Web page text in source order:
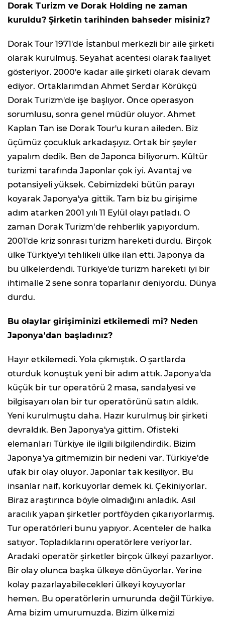
Dorak Turizm ve Dorak Holding ne zaman
kuruldu? Şirketin tarihinden bahseder misiniz?
Dorak Tour 1971'de İstanbul merkezli bir aile şirketi
olarak kurulmuş. Seyahat acentesi olarak faaliyet
gösteriyor. 2000'e kadar aile şirketi olarak devam
ediyor. Ortaklarımdan Ahmet Serdar Körükçü
Dorak Turizm'de işe başlıyor. Önce operasyon
sorumlusu, sonra genel müdür oluyor. Ahmet
Kaplan Tan ise Dorak Tour'u kuran aileden. Biz
üçümüz çocukluk arkadaşıyız. Ortak bir şeyler
yapalım dedik. Ben de Japonca biliyorum. Kültür
turizmi tarafında Japonlar çok iyi. Avantaj ve
potansiyeli yüksek. Cebimizdeki bütün parayı
koyarak Japonya'ya gittik. Tam biz bu girişime
adım atarken 2001 yılı 11 Eylül olayı patladı. O
zaman Dorak Turizm'de rehberlik yapıyordum.
2001'de kriz sonrası turizm hareketi durdu. Birçok
ülke Türkiye'yi tehlikeli ülke ilan etti. Japonya da
bu ülkelerdendi. Türkiye'de turizm hareketi iyi bir
ihtimalle 2 sene sonra toparlanır deniyordu. Dünya
durdu.
Bu olaylar girişiminizi etkilemedi mi? Neden
Japonya'dan başladınız?
Hayır etkilemedi. Yola çıkmıştık. O şartlarda
oturduk konuştuk yeni bir adım attık. Japonya'da
küçük bir tur operatörü 2 masa, sandalyesi ve
bilgisayarı olan bir tur operatörünü satın aldık.
Yeni kurulmuştu daha. Hazır kurulmuş bir şirketi
devraldık. Ben Japonya'ya gittim. Ofisteki
elemanları Türkiye ile ilgili bilgilendirdik. Bizim
Japonya'ya gitmemizin bir nedeni var. Türkiye'de
ufak bir olay oluyor. Japonlar tak kesiliyor. Bu
insanlar naif, korkuyorlar demek ki. Çekiniyorlar.
Biraz araştırınca böyle olmadığını anladık. Asıl
aracılık yapan şirketler portföyden çıkarıyorlarmış.
Tur operatörleri bunu yapıyor. Acenteler de halka
satıyor. Topladıklarını operatörlere veriyorlar.
Aradaki operatör şirketler birçok ülkeyi pazarlıyor.
Bir olay olunca başka ülkeye dönüyorlar. Yerine
kolay pazarlayabilecekleri ülkeyi koyuyorlar
hemen. Bu operatörlerin umurunda değil Türkiye.
Ama bizim umurumuzda. Bizim ülkemizi